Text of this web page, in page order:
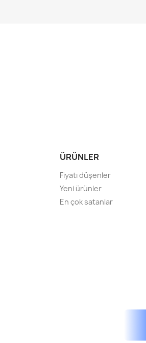
ÜRÜNLER
Fiyatı düşenler
Yeni ürünler
En çok satanlar